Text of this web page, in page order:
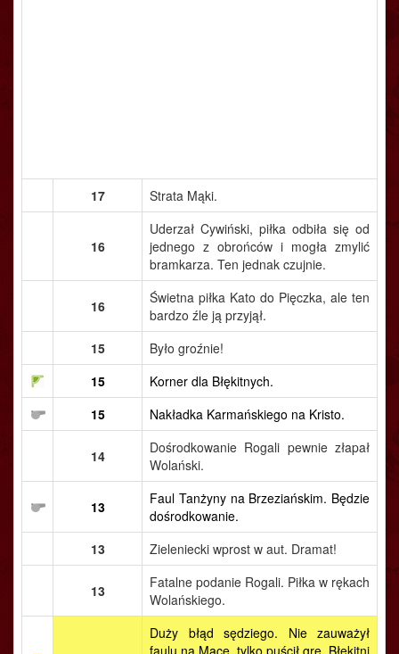
17 Strata Mąki.
16
Uderzał Cywiński, piłka odbiła się od
jednego z obrońców i mogła zmylić
bramkarza. Ten jednak czujnie.
16
Świetna piłka Kato do Pięczka, ale ten
bardzo źle ją przyjął.
15
Było groźnie!
15
Korner dla Błękitnych.
15
Nakładka Karmańskiego na Kristo.
14
Dośrodkowanie Rogali pewnie złapał
Wolański.
13
Faul Tanżyny na Brzeziańskim. Będzie
dośrodkowanie.
13
Zieleniecki wprost w aut. Dramat!
13
Fatalne podanie Rogali. Piłka w rękach
Wolańskiego.
Duży błąd sędziego. Nie zauważył
faulu na Mące, tylko puścił grę. Błękitni